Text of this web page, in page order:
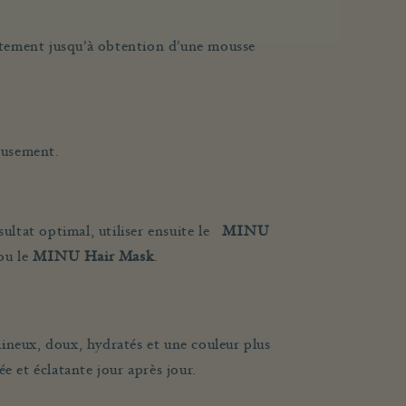
jusqu’à obtention d’une mousse
optimal, utiliser ensuite le MINU
le MINU Hair Mask.
doux, hydratés et une couleur plus
et éclatante jour après jour.